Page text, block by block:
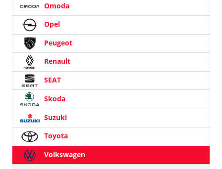
Omoda
Opel
Peugeot
Renault
SEAT
Skoda
Suzuki
Toyota
Volkswagen